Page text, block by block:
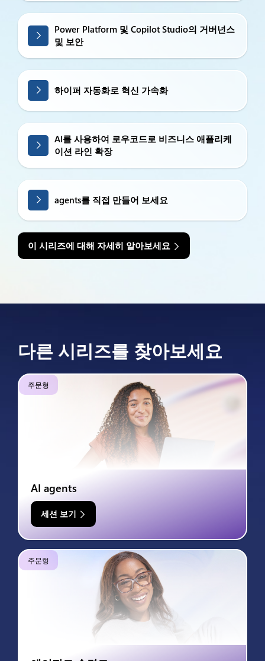
Power Platform 및 Copilot Studio의 거버넌스
및 보안
하이퍼 자동화로 혁신 가속화
AI를 사용하여 로우코드로 비즈니스 애플리케
이션 라인 확장
agents를 직접 만들어 보세요
이 시리즈에 대해 자세히 알아보세요
다른 시리즈를 찾아보세요
주문형
AI agents
세션 보기
주문형